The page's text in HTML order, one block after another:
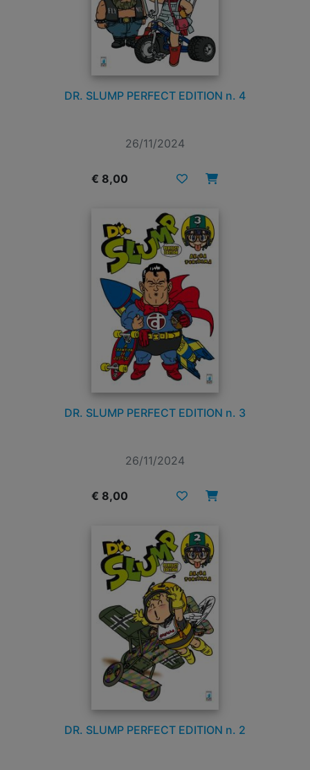
DR. SLUMP PERFECT EDITION n. 4
26/11/2024
€ 8,00
DR. SLUMP PERFECT EDITION n. 3
26/11/2024
€ 8,00
DR. SLUMP PERFECT EDITION n. 2